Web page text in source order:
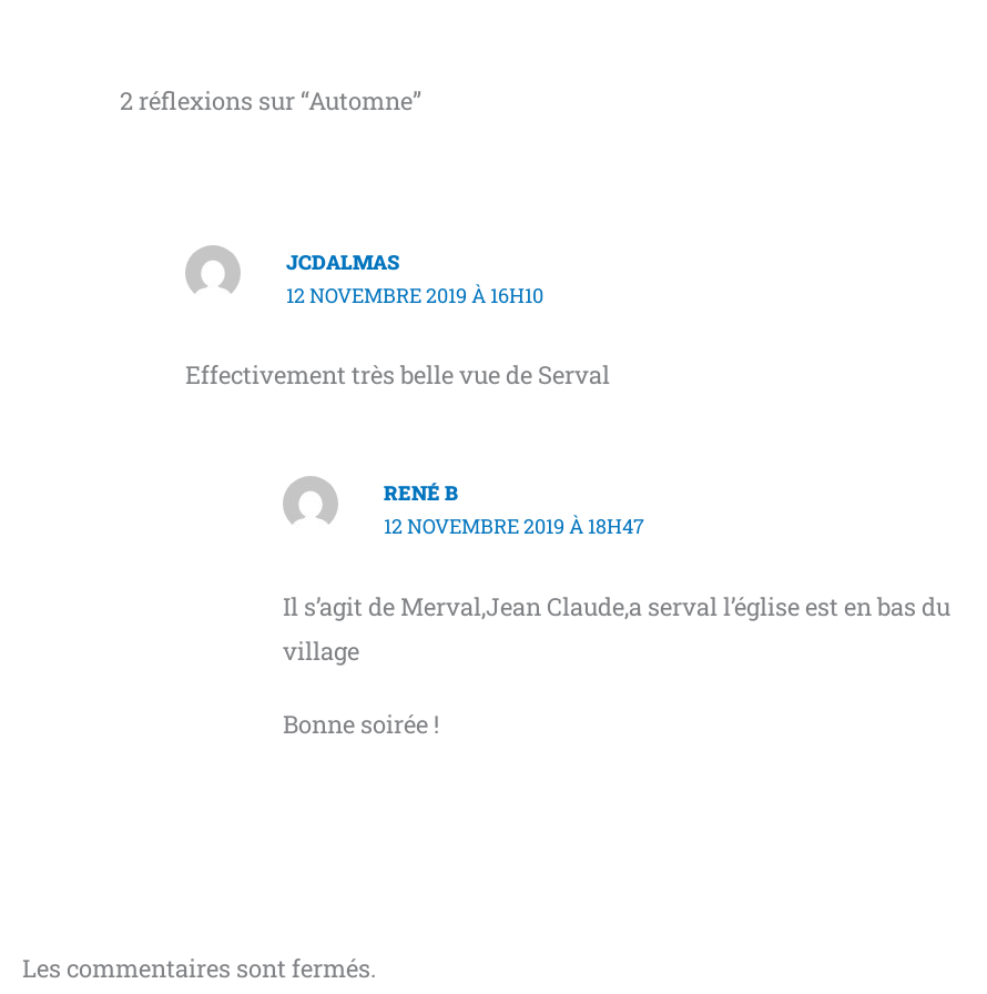
2 réflexions sur “Automne”
JCDALMAS
12 NOVEMBRE 2019 À 16H10
Effectivement très belle vue de Serval
RENÉ B
12 NOVEMBRE 2019 À 18H47
Il s’agit de Merval,Jean Claude,a serval l’église est en bas du
village
Bonne soirée !
Les commentaires sont fermés.